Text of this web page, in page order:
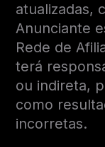
atualizadas,
Anunciante
Rede de
terá
ou indireta,
como
incorretas.